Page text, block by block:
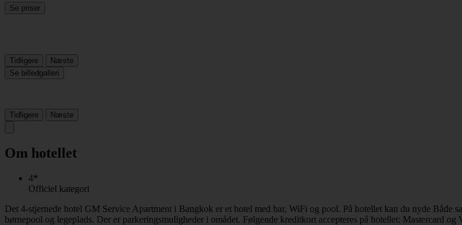
Se priser
Tidligere
Næste
Se billedgalleri
Tidligere Næste
Om hotellet
4*
Officiel kategori
Det 4-stjernede hotel GM Service Apartment i Bangkok er et hotel med bar, WiFi og pool. På hotellet kan du nyde Både
børnepool og legeplads. Der er parkeringsmuligheder i omådet. Følgende kreditkort accepteres på hotellet: Mastercard og